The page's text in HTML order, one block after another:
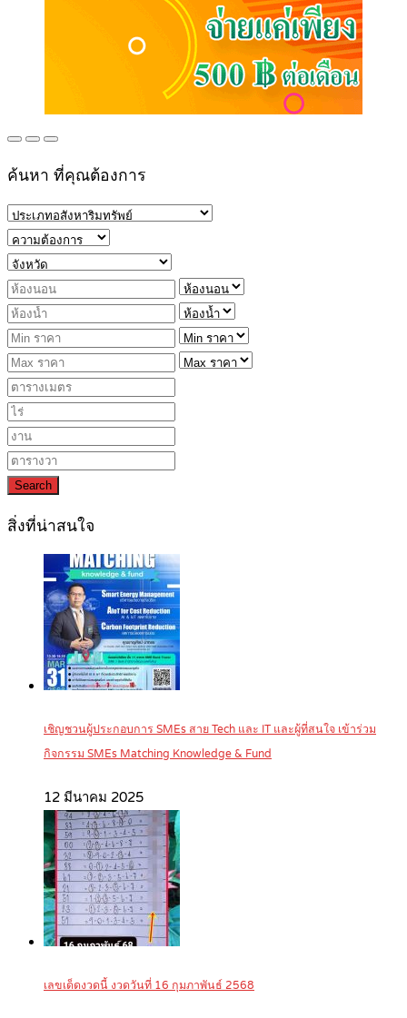
ค้นหา ที่คุณต้องการ
Search
สิ่งที่น่าสนใจ
เชิญชวนผู้ประกอบการ SMEs สาย Tech และ IT และผู้ที่สนใจ เข้าร่วม
กิจกรรม SMEs Matching Knowledge & Fund
12 มีนาคม 2025
เลขเด็ดงวดนี้ งวดวันที่ 16 กุมภาพันธ์ 2568